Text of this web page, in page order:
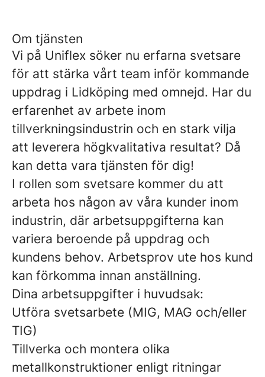
Om tjänsten
Vi på Uniflex söker nu erfarna svetsare
för att stärka vårt team inför kommande
uppdrag i Lidköping med omnejd. Har du
erfarenhet av arbete inom
tillverkningsindustrin och en stark vilja
att leverera högkvalitativa resultat? Då
kan detta vara tjänsten för dig!
I rollen som svetsare kommer du att
arbeta hos någon av våra kunder inom
industrin, där arbetsuppgifterna kan
variera beroende på uppdrag och
kundens behov. Arbetsprov ute hos kund
kan förkomma innan anställning.
Dina arbetsuppgifter i huvudsak:
Utföra svetsarbete (MIG, MAG och/eller
TIG)
Tillverka och montera olika
metallkonstruktioner enligt ritningar